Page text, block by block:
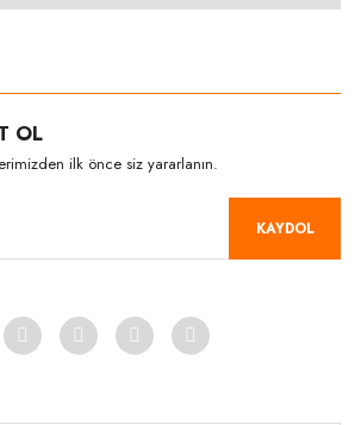
OL
ilk önce siz yararlanın.
KAYDOL